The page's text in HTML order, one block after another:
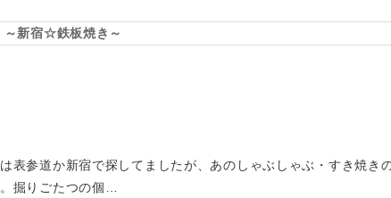
新宿☆鉄板焼き～
表参道か新宿で探してましたが、あのしゃぶしゃぶ・すき焼き
掘りごたつの個…